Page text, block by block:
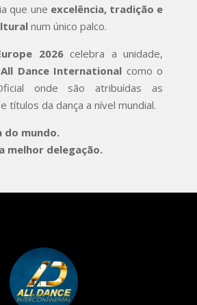
que une excelência, tradição e
num único palco.
2026celebra a unidade,
All Dance International como o
onde são atribuídas as
títulos da dança a nível mundial.
do mundo.
melhor delegação.